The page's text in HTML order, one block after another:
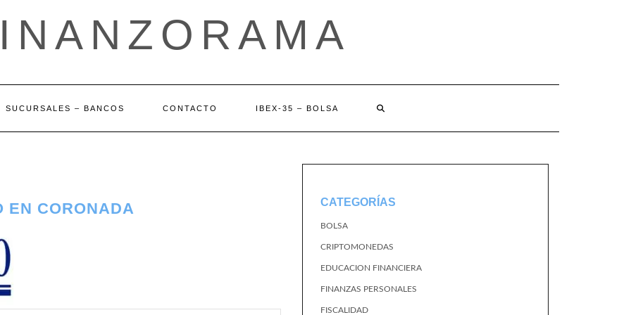
SUCURSALES – BANCOS CONTACTO IBEX-35 – BOLSA
CORONADA CATEGORÍAS
BOLSA
CRIPTOMONEDAS
EDUCACION FINANCIERA
FINANZAS PERSONALES
FISCALIDAD